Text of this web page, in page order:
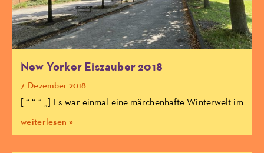
New Yorker Eiszauber 2018
7. Dezember 2018
[ “ “ “ „] Es war einmal eine märchenhafte Winterwelt im
weiterlesen »